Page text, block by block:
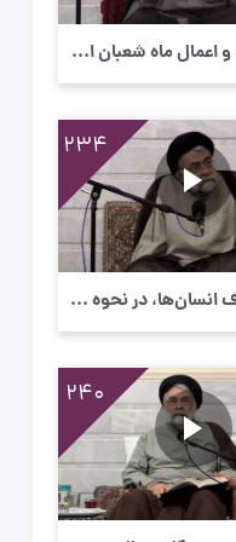
خصوصیات و اعمال ماه شعبان المعظّم - عنوان ...
234
معیار اختلاف انسان‌ها، در نحوه مواجهه با ح...
240